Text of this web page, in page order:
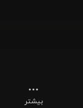
بیشتر